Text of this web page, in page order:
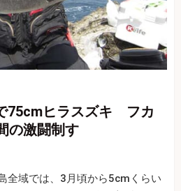
75cmヒラスズキ フカ
の激闘制す
全域では、3月頃から5cmくらい